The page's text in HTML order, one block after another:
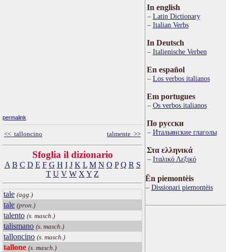
permalink
<< talloncino talmente >>
Sfoglia il dizionario
A B C D E F G H I J K L M N O P Q R S
T U V W X Y Z
tale (agg.)
tale (pron.)
talento (s. masch.)
talismano (s. masch.)
talloncino (s. masch.)
tallone (s. masch.)
In english
Latin Dictionary
Italian Verbs
In Deutsch
Italienische Verben
En español
Los verbos italianos
Em portugues
Os verbos italianos
По русски
Итальянские глаголы
Στα ελληνικά
Ιταλικό Λεξικό
Ën piemontèis
Dissionari piemontèis